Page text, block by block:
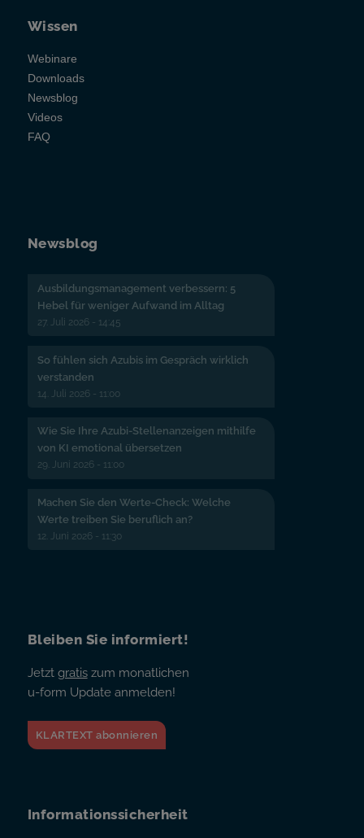
Wissen
Webinare
Downloads
Newsblog
Videos
FAQ
Newsblog
Ausbildungsmanagement verbessern: 5
Hebel für weniger Aufwand im Alltag
27. Juli 2026 - 14:45
So fühlen sich Azubis im Gespräch wirklich
verstanden
14. Juli 2026 - 11:00
Wie Sie Ihre Azubi-Stellenanzeigen mithilfe
von KI emotional übersetzen
29. Juni 2026 - 11:00
Machen Sie den Werte-Check: Welche
Werte treiben Sie beruflich an?
12. Juni 2026 - 11:30
Bleiben Sie informiert!
Jetzt gratiszum monatlichen
u-form Update anmelden!
KLARTEXT abonnieren
Informationssicherheit